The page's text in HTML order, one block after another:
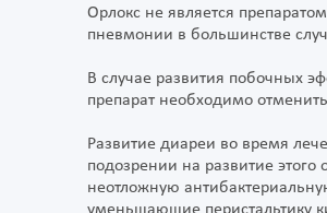
Орлокс не является
пневмонии в большинстве
В случае развития побочных
препарат необходимо
Развитие диареи во время
подозрении на развитие
неотложную